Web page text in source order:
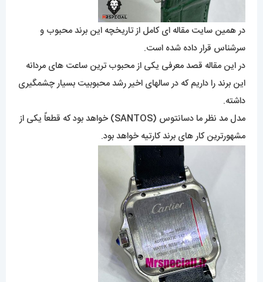
در همین سایت مقاله ای کامل از تاریخچه این برند محبوب و
سرشناس قرار داده شده است.
در این مقاله قصد معرفی یکی از محبوب ترین ساعت های مردانه
این برند را داریم که در سالهای اخیر رشد محبوبیت بسیار چشمگیری
داشته.
مدل مد نظر ما دسانتوس (SANTOS) خواهد بود که قطعاً یکی از
مشهورترین کار های برند کارتیه خواهد بود.